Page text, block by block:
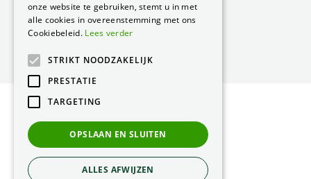
0499 57 40 80
F. 0499 57 40 84
E.peacock@peacock.nl
Privacy Statement
Green Solutions
onze website te gebruiken, stemt u in met
alle cookies in overeenstemming met ons
Cookiebeleid. Lees verder
STRIKT NOODZAKELIJK
PRESTATIE
TARGETING
OPSLAAN EN SLUITEN
ALLES AFWIJZEN